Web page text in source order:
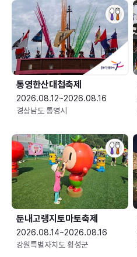
통영한산대첩축제
2026.08.12~2026.08.16
경상남도 통영시
둔내고랭지토마토축제
2026.08.14~2026.08.16
강원특별자치도 횡성군